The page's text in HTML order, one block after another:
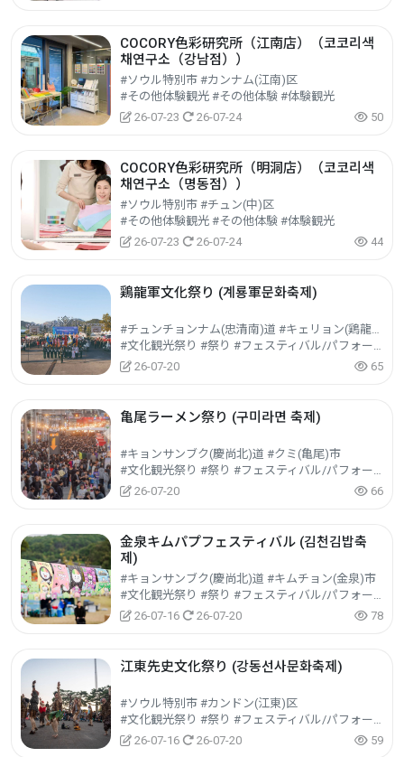
COCORY色彩研究所（江南店）（코코리색
채연구소（강남점））
#ソウル特別市 #カンナム(江南)区
#その他体験観光 #その他体験 #体験観光
26-07-23
26-07-24 50
COCORY色彩研究所（明洞店）（코코리색
채연구소（명동점））
#ソウル特別市 #チュン(中)区
#その他体験観光 #その他体験 #体験観光
26-07-23
26-07-24 44
鶏龍軍文化祭り (계룡軍문화축제)
#チュンチョンナム(忠清南)道 #キェリョン(鶏龍)市
#文化観光祭り #祭り #フェスティバル/パフォーマンス/イベント
26-07-20
65
亀尾ラーメン祭り (구미라면 축제)
#キョンサンブク(慶尚北)道 #クミ(亀尾)市
#文化観光祭り #祭り #フェスティバル/パフォーマンス/イベント
26-07-20
66
金泉キムパプフェスティバル (김천김밥축
제)
#キョンサンブク(慶尚北)道 #キムチョン(金泉)市
#文化観光祭り #祭り #フェスティバル/パフォーマンス/イベント
26-07-16
26-07-20 78
江東先史文化祭り (강동선사문화축제)
#ソウル特別市 #カンドン(江東)区
#文化観光祭り #祭り #フェスティバル/パフォーマンス/イベント
26-07-16
26-07-20 59